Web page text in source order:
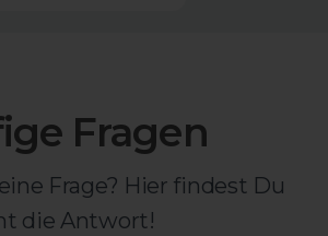
Fragen
Frage? Hier findest Du
die Antwort!